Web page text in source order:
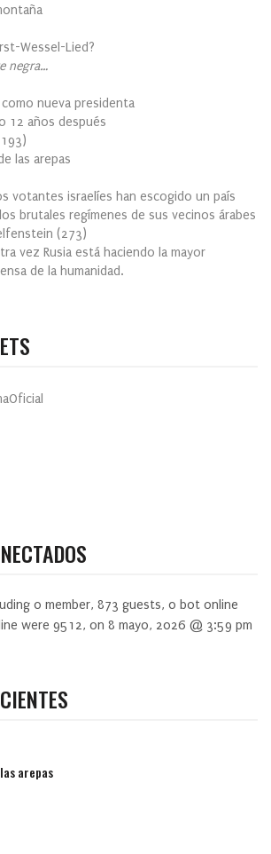
Wessel-Lied?
negra…
nueva presidenta
12 años después
193)
las arepas
votantes israelíes han escogido un país
brutales regímenes de sus vecinos árabes
(273)
vez Rusia está haciendo la mayor
de la humanidad.
0 member, 873 guests, 0 bot online
were 9512, on 8 mayo, 2026 @ 3:59 pm
arepas